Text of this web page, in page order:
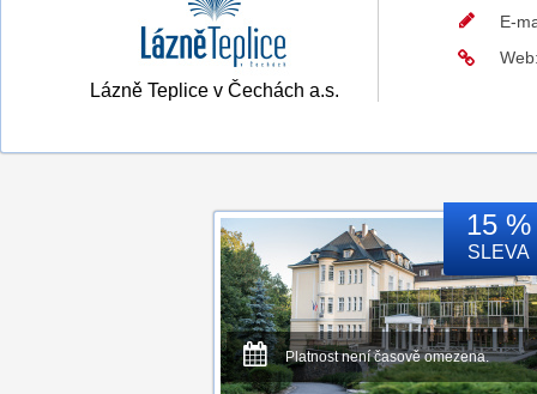
Lázně Teplice v Čechách a.s.
E-
15 %
SLEVA
Platnost není časově omezena.